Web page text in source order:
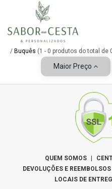
/ Buquês (1 - 0 produtos do total de
Maior Preço
QUEM SOMOS |
DEVOLUÇÕES E REEMBOLSOS
LOCAIS DE